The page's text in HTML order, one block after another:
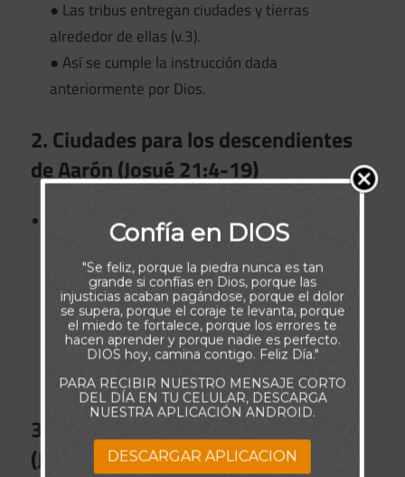
● Las tribus entregan ciudades y tierras
alrededor de ellas (v.3).
● Así se cumple la instrucción dada
anteriormente por Dios.
2. Ciudades para los descendientes
de Aarón (Josué 21:4-19)
Los sacerdotes descendientes de Aarón reciben
ciudades en Judá, Simeón y Benjamín (v.4).
● Entre ellas se encuentra Hebrón, que también
era ciudad de refugio (v.13).
● En total reciben trece ciudades (v.19).
● Esto asegura la presencia sacerdotal en la
nación.
3. Ciudades para los demás levitas
(Josué 21:20-40)
Confía en DIOS
"Se feliz, porque la piedra nunca es tan
grande si confías en Dios, porque las
injusticias acaban pagándose, porque el dolor
se supera, porque el coraje te levanta, porque
el miedo te fortalece, porque los errores te
hacen aprender y porque nadie es perfecto.
DIOS hoy, camina contigo. Feliz Día."
PARA RECIBIR NUESTRO MENSAJE CORTO
DEL DÍA EN TU CELULAR, DESCARGA
NUESTRA APLICACIÓN ANDROID.
DESCARGAR APLICACION